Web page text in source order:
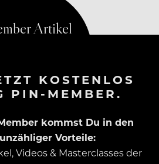
KOSTENLOS
PIN-MEMBER.
kommst Du in den
Vorteile:
Videos & Masterclasses der